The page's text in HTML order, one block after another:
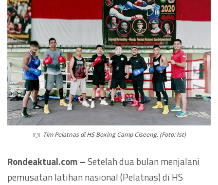
Tim Pelatnas di HS Boxing Camp Ciseeng. (Foto: Ist)
Rondeaktual.com –Setelah dua bulan menjalani
pemusatan latihan nasional (Pelatnas) di HS